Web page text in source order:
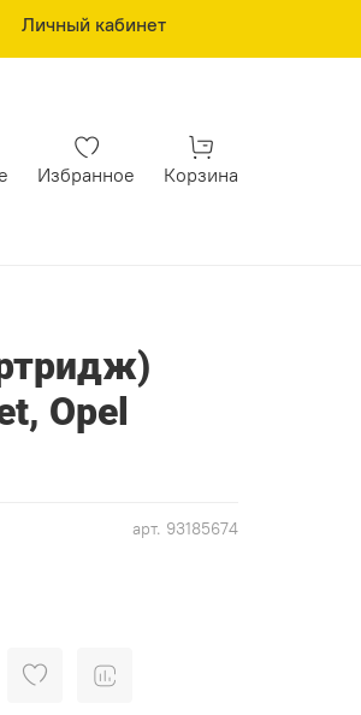
Личный кабинет
Избранное Корзина
арт. 93185674
Opel